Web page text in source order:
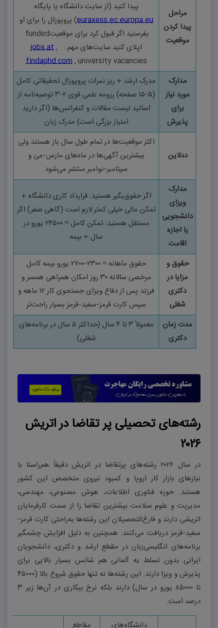
مراحل
پیدا کردن
موقعیت
پیدا کنید (از سایت دانشگاه یا پایگاه
euraxess.ec.europa.eu
) پروپوزال را برای او
بفرستید اگر قبول کرد برای موقعیتfunded
اپلای کنید سایت‌های مهم :
jobs.at,
findaphd.com, university vacancies
مدارک
مورد نیاز
برای
پذیرش
مدرک ارشد + ریز نمرات پروپوزال تحقیقاتی کامل
(۵-۱۵ صفحه) رزومه علمی قوی ۲-۳
توصیه‌نامه از
اساتید لیست مقالات و کنفرانس‌ها (اگر دارید
امتیاز بزرگی است) مدرک زبان
ددلاین
اکثر موقعیت‌ها در تمام طول سال باز هستند ولی
بیشترین آگهی‌ها در ماه‌های مارس-می و
سپتامبر-نوامبر منتشر می‌شود
مدارک
ویزای
دانشجویی
یا اجازه
اقامت
اگر حقوق‌بگیر هستید: قرارداد کاری دانشگاه +
تمکن مالی خیلی کمتر لازم است (گاهی صفر) اگر
مستقل هستید: تمکن کامل ≈۲۴۵۰۰ یورو در
سال + بیمه
حقوق و
مزایا در
دکتری
شغلی
حقوق ماهانه ≈۲۳۰۰-۲۷۰۰ یورو بیمه کامل
مرخصی سالانه۳۰ روز امکان همراهی همسر و
فرزند پس از دفاع ویزای جستجوی کار۱۲ ماهه و
سپس کارت قرمز-سفید-قرمز بسیار راحت‌تر
مدت زمان
دکتری
معمولاً۳تا ۴ سال (حداکثر۵ سال در برنامه‌های
شغلی)
رشته‌های تحصیلی پر تقاضا در اتریش
۲۰۲۶
در سال ۲۰۲۶رشته‌های پرتقاضا در اتریش دقیقاً هم‌راستا با
نیازهای بازار کار اروپا و کمبود نیروی متخصص این کشور
هستند. حوزه فناوری اطلاعات، هوش مصنوعی، مهندسی،
مدیریت و علوم سلامت بیشترین تقاضا را از سمت کارفرمایان
اتریشی دارند و فارغ‌التحصیلان این رشته‌ها به‌راحتی کارت قرمز-
سفید-قرمز دریافت می‌کنند. همچنین به دلیل افزایش چشمگیر
برنامه‌های انگلیسی‌زبان در مقطع ارشد و دکتری، دانشجویان
ایرانی بدون تسلط به آلمانی هم شانس بسیار بالایی برای
پذیرش و ویزا دارند. این رشته‌ها نه تنها حقوق شروع بالا (۴۵۰۰۰
تا ۸۵۰۰۰ یورو در سال) دارند بلکه نرخ بیکاری در آن‌ها زیر ۳
درصد است.
دانشگاه‌های
مقاطع